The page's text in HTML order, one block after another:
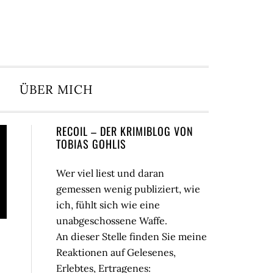
ÜBER MICH
Seitenspalte
RECOIL – DER KRIMIBLOG VON
TOBIAS GOHLIS
Wer viel liest und daran
gemessen wenig publiziert, wie
ich, fühlt sich wie eine
unabgeschossene Waffe.
An dieser Stelle finden Sie meine
Reaktionen auf Gelesenes,
Erlebtes, Ertragenes: